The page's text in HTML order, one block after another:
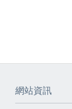
網站資訊